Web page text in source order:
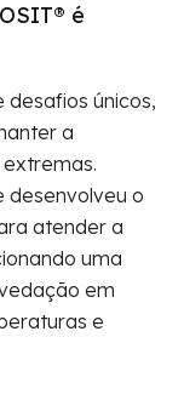
é
únicos,
a
desenvolveu o
atender a
uma
em
e